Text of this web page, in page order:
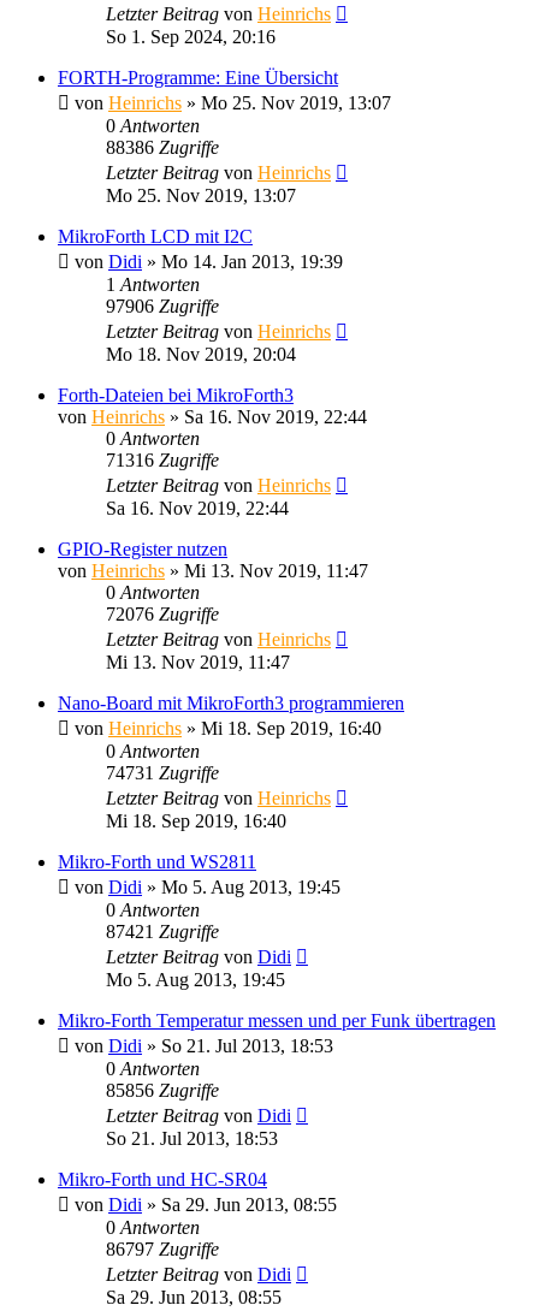
Letzter Beitrag von Heinrichs
So 1. Sep 2024, 20:16
FORTH-Programme: Eine Übersicht
von Heinrichs » Mo 25. Nov 2019, 13:07
0 Antworten
88386 Zugriffe
Letzter Beitrag von Heinrichs
Mo 25. Nov 2019, 13:07
MikroForth LCD mit I2C
von Didi » Mo 14. Jan 2013, 19:39
1 Antworten
97906 Zugriffe
Letzter Beitrag von Heinrichs
Mo 18. Nov 2019, 20:04
Forth-Dateien bei MikroForth3
von Heinrichs » Sa 16. Nov 2019, 22:44
0 Antworten
71316 Zugriffe
Letzter Beitrag von Heinrichs
Sa 16. Nov 2019, 22:44
GPIO-Register nutzen
von Heinrichs » Mi 13. Nov 2019, 11:47
0 Antworten
72076 Zugriffe
Letzter Beitrag von Heinrichs
Mi 13. Nov 2019, 11:47
Nano-Board mit MikroForth3 programmieren
von Heinrichs » Mi 18. Sep 2019, 16:40
0 Antworten
74731 Zugriffe
Letzter Beitrag von Heinrichs
Mi 18. Sep 2019, 16:40
Mikro-Forth und WS2811
von Didi » Mo 5. Aug 2013, 19:45
0 Antworten
87421 Zugriffe
Letzter Beitrag von Didi
Mo 5. Aug 2013, 19:45
Mikro-Forth Temperatur messen und per Funk übertragen
von Didi » So 21. Jul 2013, 18:53
0 Antworten
85856 Zugriffe
Letzter Beitrag von Didi
So 21. Jul 2013, 18:53
Mikro-Forth und HC-SR04
von Didi » Sa 29. Jun 2013, 08:55
0 Antworten
86797 Zugriffe
Letzter Beitrag von Didi
Sa 29. Jun 2013, 08:55